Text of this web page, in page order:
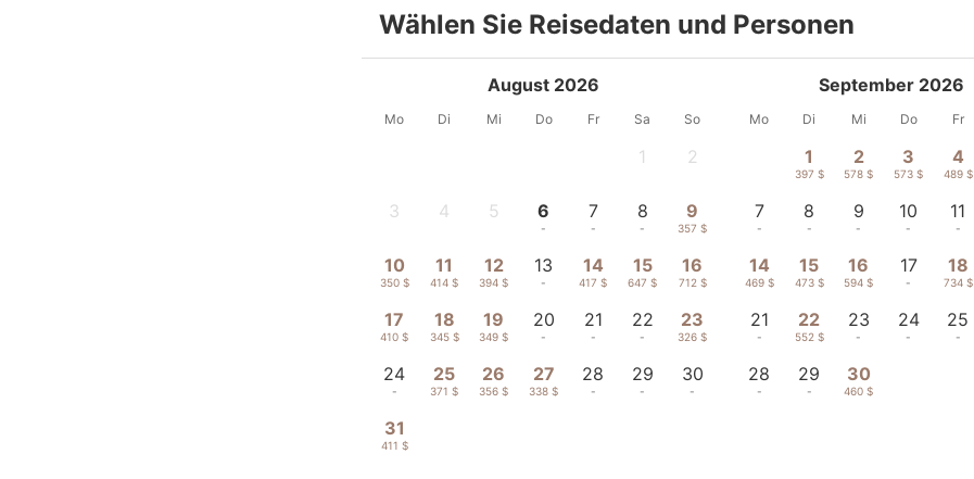
Wählen Sie Reisedaten und Personen
August 2026
Mo Di Mi Do Fr Sa So
1 2
3 4 5 6
-
7
-
8
-
9
357 $
10
350 $
11
414 $
12
394 $
13
-
14
417 $
15
647 $
16
712 $
17
410 $
18
345 $
19
349 $
20
-
21
-
22
-
23
326 $
24
-
25
371 $
26
356 $
27
338 $
28
-
29
-
30
-
31
411 $
September 2026
Mo Di Mi Do Fr
1
397 $
2
578 $
3
573 $
4
489 $
7
-
8
-
9
-
10
-
11
-
14
469 $
15
473 $
16
594 $
17
-
18
734 $
21
-
22
552 $
23
-
24
-
25
-
28
-
29
-
30
460 $